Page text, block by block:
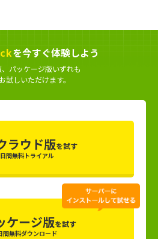
を今すぐ体験しよう
パッケージ版いずれも
試しいただけます。
ラウド版を試す
間無料トライアル
ケージ版を試す
間無料ダウンロード